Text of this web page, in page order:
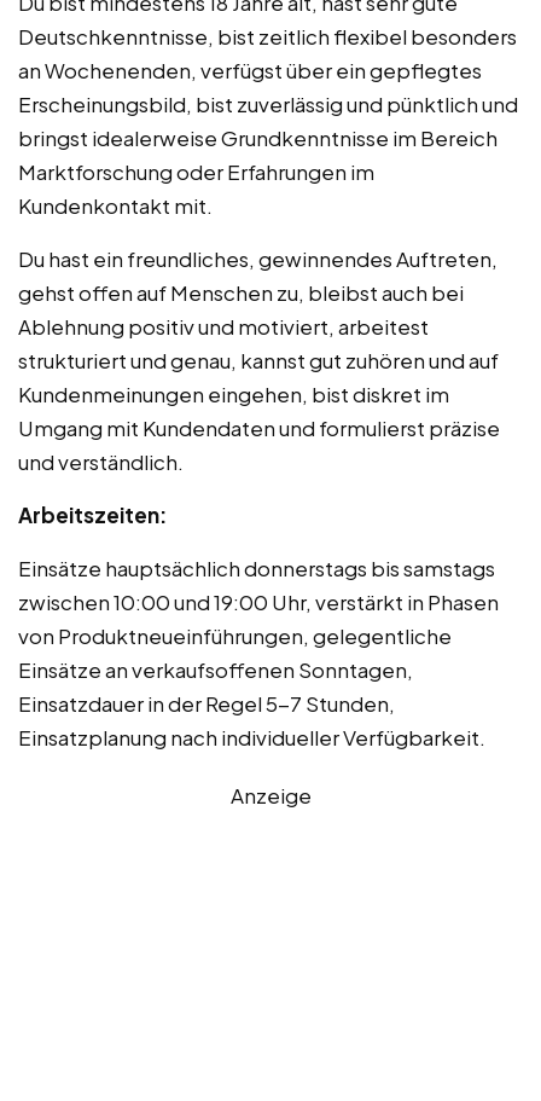
Deutschkenntnisse, bist zeitlich flexibel besonders
an Wochenenden, verfügst über ein gepflegtes
Erscheinungsbild, bist zuverlässig und pünktlich und
bringst idealerweise Grundkenntnisse im Bereich
Marktforschung oder Erfahrungen im
Kundenkontakt mit.
Du hast ein freundliches, gewinnendes Auftreten,
gehst offen auf Menschen zu, bleibst auch bei
Ablehnung positiv und motiviert, arbeitest
strukturiert und genau, kannst gut zuhören und auf
Kundenmeinungen eingehen, bist diskret im
Umgang mit Kundendaten und formulierst präzise
und verständlich.
Arbeitszeiten:
Einsätze hauptsächlich donnerstags bis samstags
zwischen 10:00 und 19:00 Uhr, verstärkt in Phasen
von Produktneueinführungen, gelegentliche
Einsätze an verkaufsoffenen Sonntagen,
Einsatzdauer in der Regel 5-7 Stunden,
Einsatzplanung nach individueller Verfügbarkeit.
Anzeige